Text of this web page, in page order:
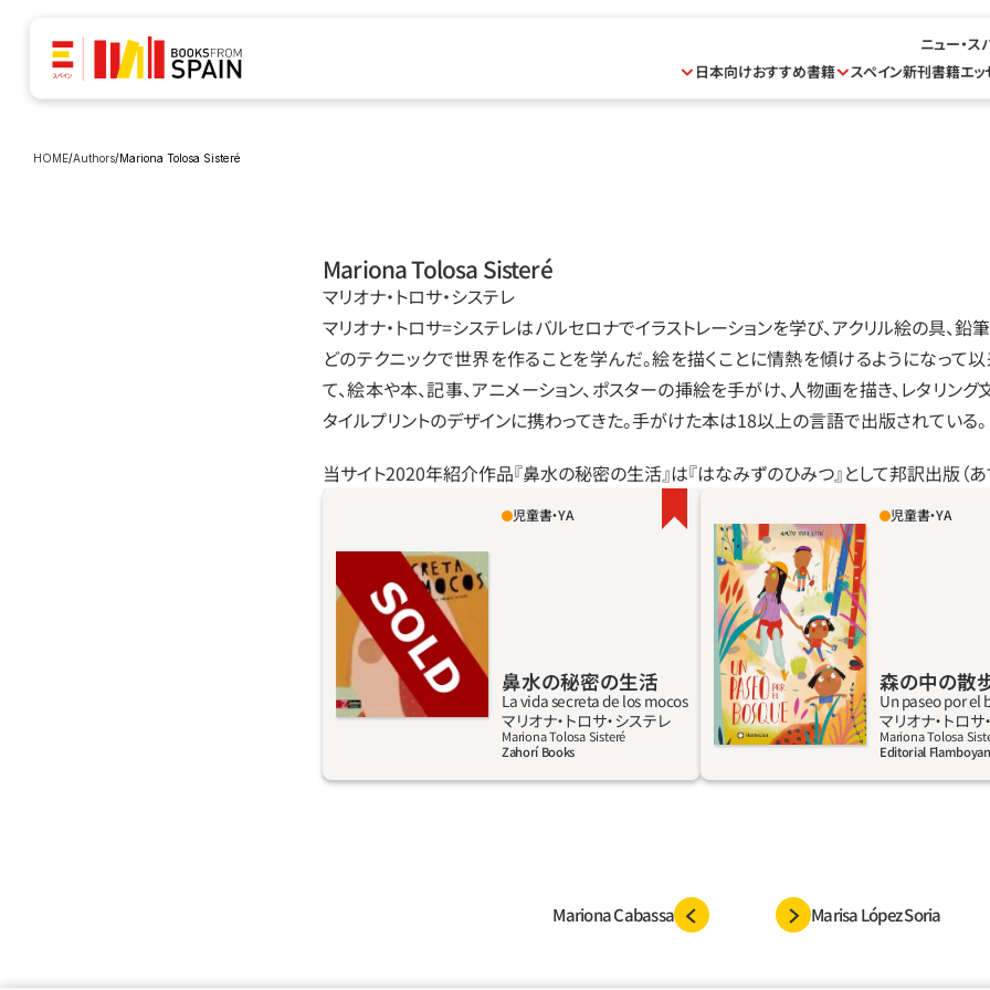
ニュー・ス
日本向けおすすめ書籍
スペイン新刊書籍エッ
HOME/Authors/Mariona Tolosa Sisteré
Mariona Tolosa Sisteré
マリオナ‧トロサ‧システレ
マリオナ‧トロサ=システレはバルセロナでイラストレーションを学び、アクリル絵の具、鉛
どのテクニックで世界を作ることを学んだ。絵を描くことに情熱を傾けるようになって
て、絵本や本、記事、アニメーション、ポスターの挿絵を手がけ、人物画を描き、レタリング
タイルプリントのデザインに携わってきた。手がけた本は18以上の言語で出版されている。
当サイト2020年紹介作品『鼻水の秘密の生活』は『はなみずのひみつ』として邦訳出版（あ
みなさん、残念なお知らせです！鼻水は病気で
はありません。鼻水が出ても学校に行けます。
鼻水は、とくに寒い季節にわたしたちの中にす
み、喜んで学校へもついて来て、鼻にしがみつ
いてどんな病気からも守ってくれます。鼻水は
ちょっと嫌かもしれませんが、わたしたちの健
康にとっては重要な防衛装置です。じっさい、
鼻水はスーパーヒーローなのです！詳しく見る
児童書・YA
鼻水の秘密の生活
La vida secreta de los mocos
マリオナ‧トロサ‧システレ
Mariona Tolosa Sisteré
Zahorí Books
マリオナ・トロサ=システレはバルセ
ラストレーションを学び、アクリル絵
筆、コラージュ、デジタル技術などの
クで世界を作ることを学んだ。絵を描
情熱を傾けるようになって以来、企業
関と協力して、絵本や本、記事、アニメ
ポスターの挿絵を手がけ、人物画を描
リング文字、グラフィック画像、テキ
プリントのデザインに携わってきた。
本は18以上の言語で出版されている。
詳
児童書・YA
森の中の散
Un paseo por el
マリオナ‧トロサ
Mariona Tolosa
Editorial
Mariona Cabassa Marisa López Soria